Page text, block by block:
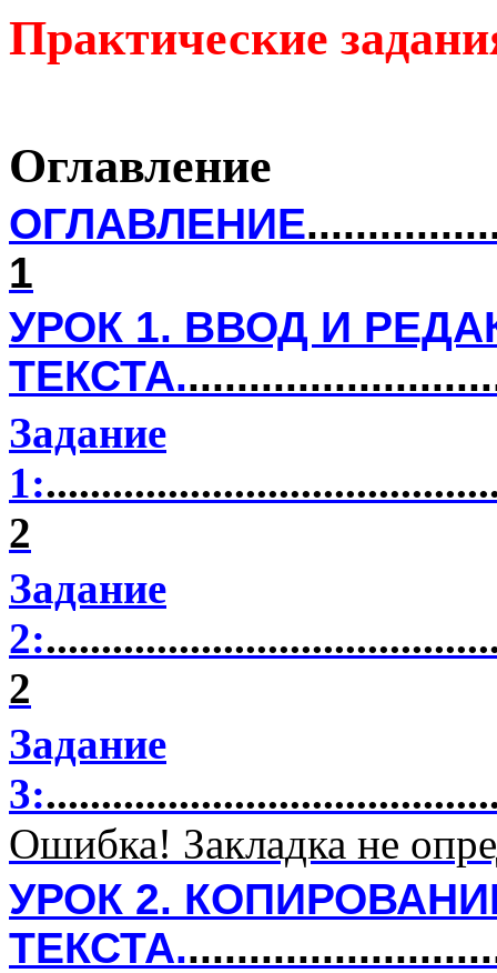
Практические
Оглавление
ОГЛАВЛЕНИЕ
1
УРОК 1. ВВОД И
ТЕКСТА.
Задание
1:
2
Задание
2:
2
Задание
3:
Ошибка! Закладка не
УРОК 2.
ТЕКСТА.